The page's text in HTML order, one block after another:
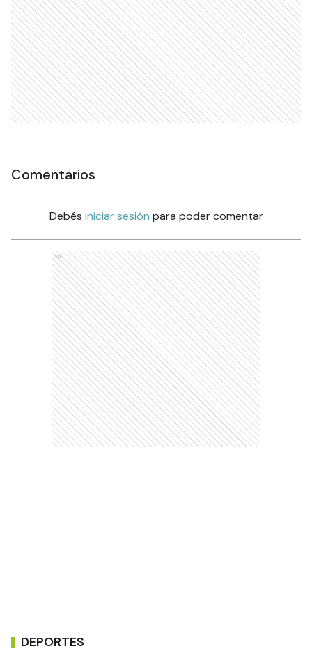
Comentarios
Debés iniciar sesión para poder comentar
Ads
DEPORTES